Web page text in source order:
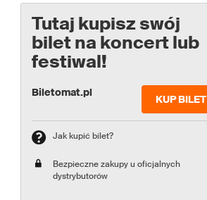
Tutaj kupisz swój
bilet na koncert lub
festiwal!
Biletomat.pl
KUP BILET
Jak kupić bilet?
Bezpieczne zakupy u oficjalnych
dystrybutorów